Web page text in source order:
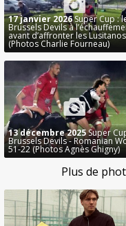
17 janvier 2026Super Cup :
Brussels Devils à
avant d’affronter les Lusitanos
(Photos Charlie Fourneau)
13 décembre 2025Super
Brussels Devils - Romanian
51-22 (Photos Agnès Ghigny)
Plus de